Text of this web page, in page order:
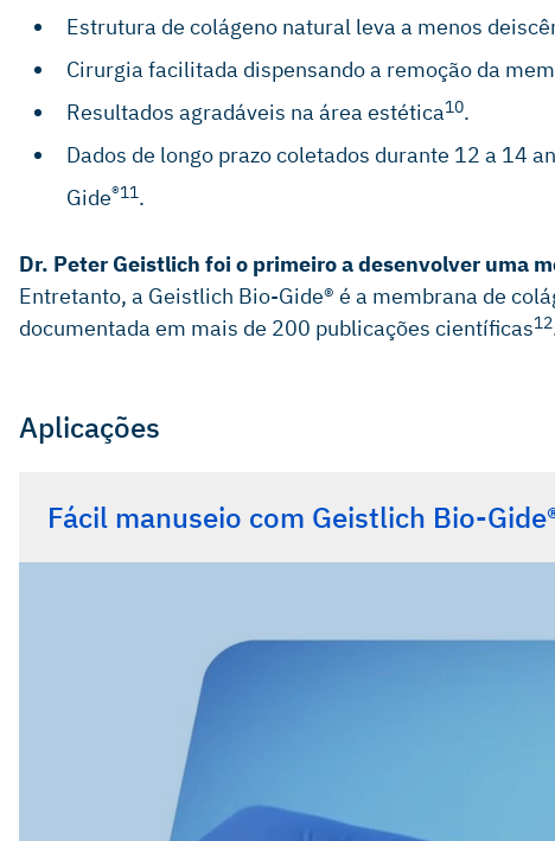
Estrutura de colágeno natural leva a menos
Cirurgia facilitada dispensando a remoção da
Resultados agradáveis na área estética10.
Dados de longo prazo coletados durante 12 a 14
Gide®11.
Dr. Peter Geistlich foi o primeiro a desenvolver uma
Entretanto, a Geistlich Bio-Gide® é a membrana de
documentada em mais de 200 publicações científicas12
iData Inc., European Dental Bone Graft Substitutes and
Schwarz F, et al.: Clin Oral Implants Res 2006; 17: 403-
Schwarz F, et al.: Clin Oral Implants Res 2008; 19(4):
Perelman-Karmon et al.: Int J Periodontics Restorative
Wallace SS, et al.: Int J Periodontics Restorative Dent
Becker J, et al.: Clin. Oral Implants Res 2009; 20(7): 742-
Aplicações
Fácil manuseio com Geistlich Bio-